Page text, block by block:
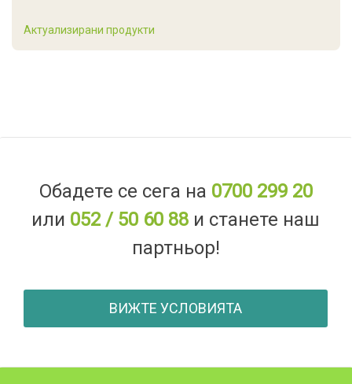
Актуализирани продукти
Обадете се сега на 0700 299 20
или 052 / 50 60 88 и станете наш
партньор!
ВИЖТЕ УСЛОВИЯТА